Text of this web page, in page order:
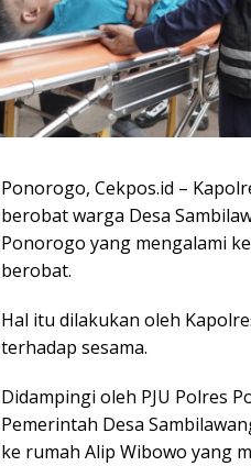
Ponorogo, Cekpos.id –
berobat warga Desa
Ponorogo yang mengalami
berobat.
Hal itu dilakukan oleh
terhadap sesama.
Didampingi oleh PJU Polres
Pemerintah Desa
ke rumah Alip Wibowo yang